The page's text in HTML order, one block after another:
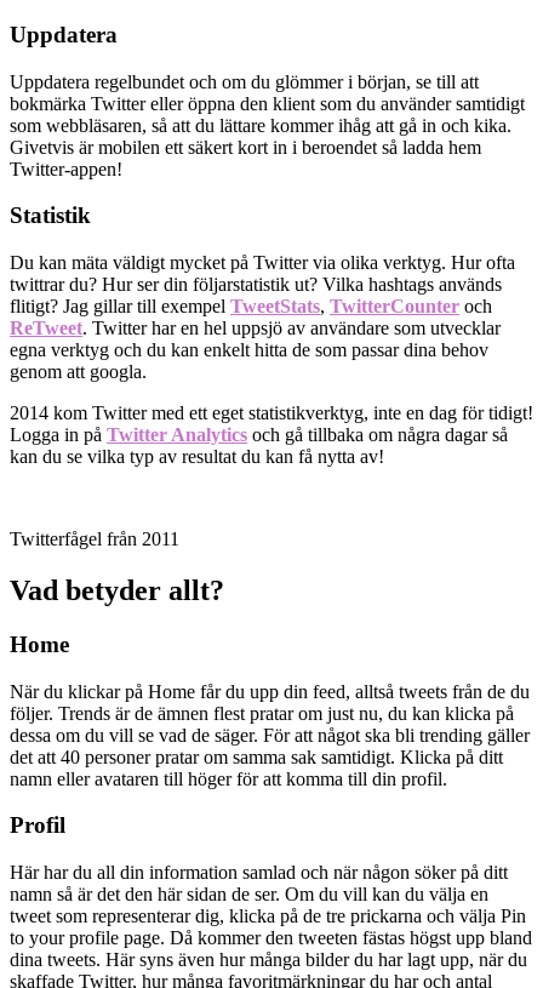
Uppdatera
Uppdatera regelbundet och om du glömmer i början, se till att
bokmärka Twitter eller öppna den klient som du använder samtidigt
som webbläsaren, så att du lättare kommer ihåg att gå in och kika.
Givetvis är mobilen ett säkert kort in i beroendet så ladda hem
Twitter-appen!
Statistik
Du kan mäta väldigt mycket på Twitter via olika verktyg. Hur ofta
twittrar du? Hur ser din följarstatistik ut? Vilka hashtags används
flitigt? Jag gillar till exempel TweetStats, TwitterCounter och
ReTweet. Twitter har en hel uppsjö av användare som utvecklar
egna verktyg och du kan enkelt hitta de som passar dina behov
genom att googla.
2014 kom Twitter med ett eget statistikverktyg, inte en dag för tidigt!
Logga in på Twitter Analytics och gå tillbaka om några dagar så
kan du se vilka typ av resultat du kan få nytta av!
Twitterfågel från 2011
Vad betyder allt?
Home
När du klickar på Home får du upp din feed, alltså tweets från de du
följer. Trends är de ämnen flest pratar om just nu, du kan klicka på
dessa om du vill se vad de säger. För att något ska bli trending gäller
det att 40 personer pratar om samma sak samtidigt. Klicka på ditt
namn eller avataren till höger för att komma till din profil.
Profil
Här har du all din information samlad och när någon söker på ditt
namn så är det den här sidan de ser. Om du vill kan du välja en
tweet som representerar dig, klicka på de tre prickarna och välja Pin
to your profile page. Då kommer den tweeten fästas högst upp bland
dina tweets. Här syns även hur många bilder du har lagt upp, när du
skaffade Twitter, hur många favoritmärkningar du har och antal